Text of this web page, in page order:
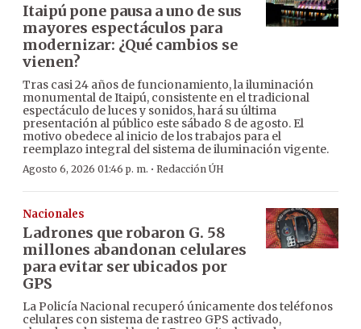
Itaipú pone pausa a uno de sus
mayores espectáculos para
modernizar: ¿Qué cambios se
vienen?
Tras casi 24 años de funcionamiento, la iluminación
monumental de Itaipú, consistente en el tradicional
espectáculo de luces y sonidos, hará su última
presentación al público este sábado 8 de agosto. El
motivo obedece al inicio de los trabajos para el
reemplazo integral del sistema de iluminación vigente.
Agosto 6, 2026 01:46 p. m. · Redacción ÚH
Nacionales
Ladrones que robaron G. 58
millones abandonan celulares
para evitar ser ubicados por
GPS
La Policía Nacional recuperó únicamente dos teléfonos
celulares con sistema de rastreo GPS activado,